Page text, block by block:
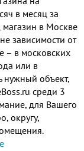
в месяц за
в Москве
зависимости от
– в московских
или в
нужный объект,
среди 3
для Вашего
округу,